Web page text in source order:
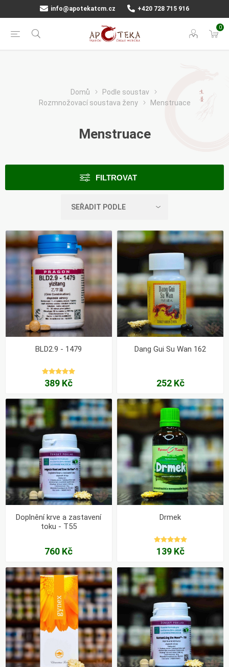
info@apotekatcm.cz +420 728 715 916
0
Domů
Podle soustav
Rozmnožovací soustava ženy
Menstruace
Menstruace
FILTROVAT
BLD2.9 - 1479
389 Kč
Dang Gui Su Wan 162
252 Kč
Doplnění krve a zastavení
toku - T55
760 Kč
Drmek
139 Kč